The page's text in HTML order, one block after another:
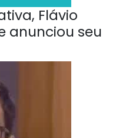
Flávio
anunciou seu